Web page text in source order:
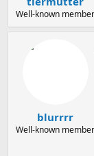
Well-known member
blurrrr
Well-known member